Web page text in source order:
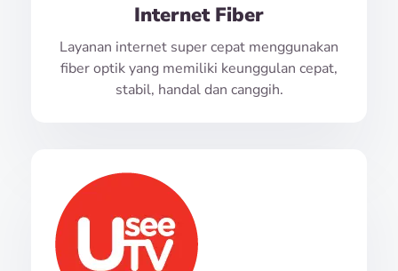
Internet Fiber
Layanan internet super cepat menggunakan
fiber optik yang memiliki keunggulan cepat,
stabil, handal dan canggih.